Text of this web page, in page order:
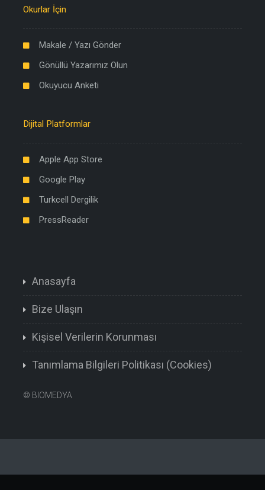
Okurlar İçin
Makale / Yazı Gönder
Gönüllü Yazarımız Olun
Okuyucu Anketi
Dijital Platformlar
Apple App Store
Google Play
Turkcell Dergilik
PressReader
Anasayfa
Bize Ulaşın
Kişisel Verilerin Korunması
Tanımlama Bilgileri Politikası (Cookies)
© BIOMEDYA